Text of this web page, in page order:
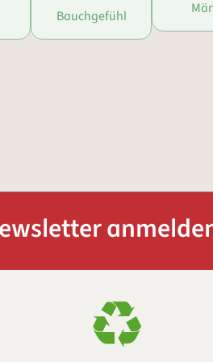
Bauchgefühl